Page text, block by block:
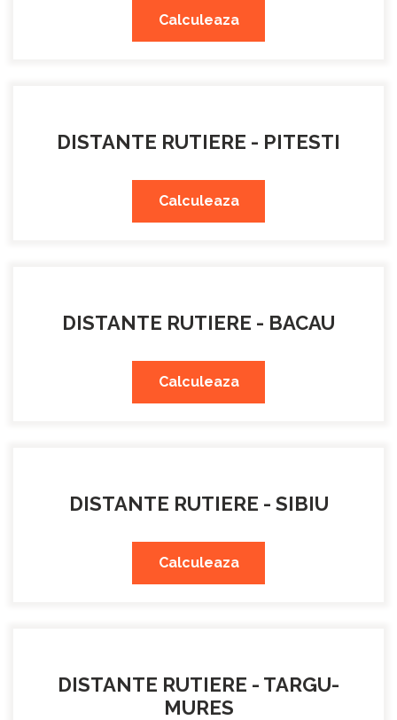
Calculeaza
DISTANTE RUTIERE - PITESTI
Calculeaza
DISTANTE RUTIERE - BACAU
Calculeaza
DISTANTE RUTIERE - SIBIU
Calculeaza
DISTANTE RUTIERE - TARGU-
MURES